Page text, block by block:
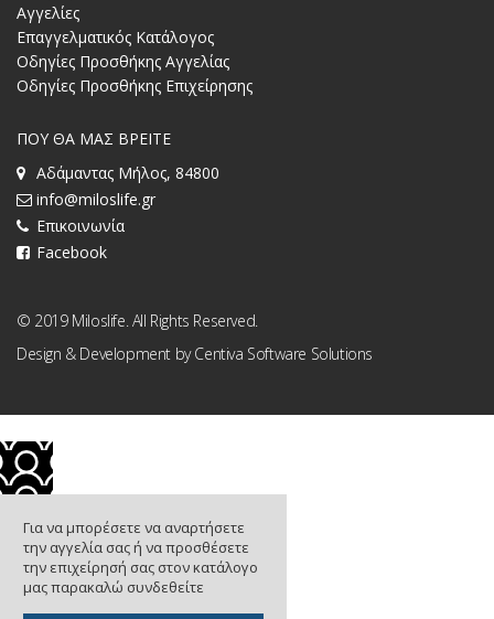
Αγγελίες
Επαγγελματικός Κατάλογος
Οδηγίες Προσθήκης Αγγελίας
Οδηγίες Προσθήκης Επιχείρησης
ΠΟΥ ΘΑ ΜΑΣ ΒΡΕΙΤΕ
Αδάμαντας Μήλος, 84800
info@miloslife.gr
Επικοινωνία
Facebook
© 2019 Miloslife. All Rights Reserved.
Design & Development byCentiva Software Solutions
Για να μπορέσετε να αναρτήσετε
την αγγελία σας ή να προσθέσετε
την επιχείρησή σας στον κατάλογο
μας παρακαλώ συνδεθείτε